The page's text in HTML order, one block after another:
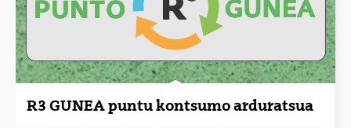
R3 GUNEA puntu kontsumo arduratsua